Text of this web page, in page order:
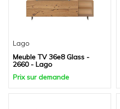
Lago
Meuble TV 36e8 Glass -
2660 - Lago
Prix sur demande